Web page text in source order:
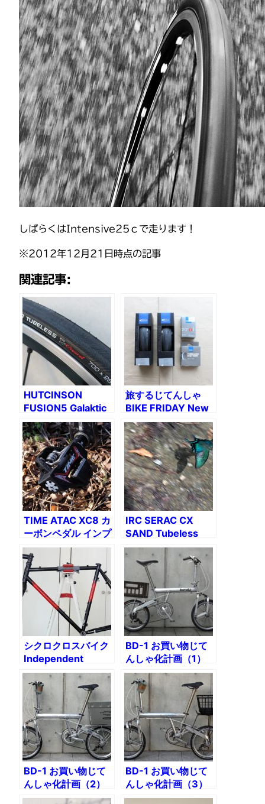
しばらくはIntensive25ｃで走ります！
※2012年12月21日時点の記事
関連記事:
HUTCINSON
FUSION5 Galaktic
をIRC FORMULA
PRO TUBELESS X-
Guardに換装
旅するじてんしゃ
BIKE FRIDAY New
World Tourist
（4）406チューブ
レスタイヤ装着
TIME ATAC XC8 カ
ーボンペダル インプ
レッション
IRC SERAC CX
SAND Tubeless
Xguardで行く陣馬
山周辺の林道めぐり
シクロクロスバイク
Independent
Fabrication Planet
X組み付け（1）クラ
ンク
BD-1 お買い物じて
んしゃ化計画（1）
完成イメージ
BD-1 お買い物じて
んしゃ化計画（2）
失敗作
BD-1 お買い物じて
んしゃ化計画（3）
お買い物Birdy完成